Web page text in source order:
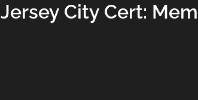
Jersey City Cert: